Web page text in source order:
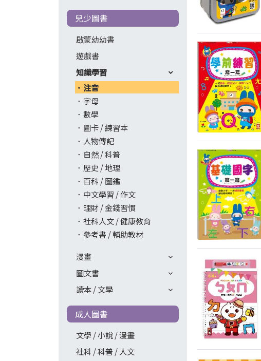
兒少圖書
啟蒙幼幼書
遊戲書
知識學習
注音
字母
數學
圖卡 / 練習本
人物傳記
自然 / 科普
歷史 / 地理
百科 / 圖鑑
中文學習 / 作文
理財 / 金錢習慣
社科人文 / 健康教育
參考書 / 輔助教材
漫畫
圖文書
讀本 / 文學
成人圖書
文學 / 小說 / 漫畫
社科 / 科普 / 人文